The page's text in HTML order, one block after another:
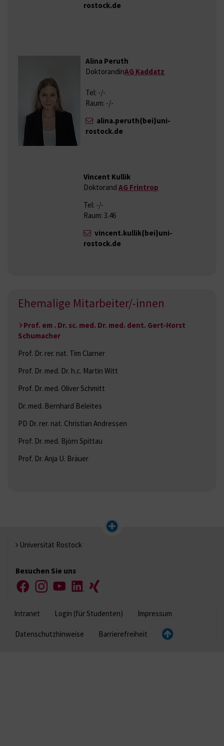
rostock.de
Alina Peruth
DoktorandinAG Kaddatz
Tel: -/-
Raum: -/-
alina.peruth{bei}uni-
rostock.de
Vincent Kullik
DoktorandAG Frintrop
Tel: -/-
Raum: 3.46
vincent.kullik{bei}uni-
rostock.de
Ehemalige Mitarbeiter/-innen
Prof. em . Dr. sc. med. Dr. med. dent. Gert-Horst
Schumacher
Prof. Dr. rer. nat. Tim Clarner
Prof. Dr. med. Dr. h.c. Martin Witt
Prof. Dr. med. Oliver Schmitt
Dr. med. Bernhard Beleites
PD Dr. rer. nat. Christian Andressen
Prof. Dr. med. Björn Spittau
Prof. Dr. Anja U. Bräuer
Universität Rostock
Besuchen Sie uns
FacebookInstagramYouTubeLinkedIn
Xing
Intranet Login (für Studenten) Impressum
Datenschutzhinweise Barrierefreiheit